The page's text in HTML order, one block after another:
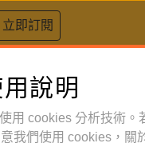
立即訂閱
說明
用 cookies 分析技術。
我們使用 cookies，關